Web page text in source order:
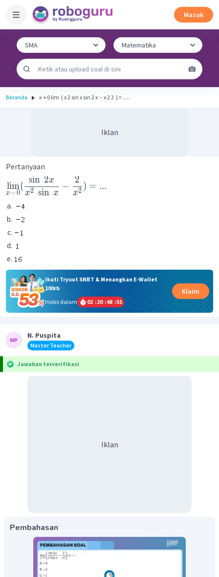
Masuk
Beranda x → 0 lim ​ ( x 2 sin x sin 2 x ​ − x 2 2 ​ ) = .....
Iklan
Pertanyaan
x→0
lim(
x2 sin x
sin 2x
−
x2
2
) = ...
Ikuti Tryout SNBT & Menangkan E-Wallet
100rb
Habis dalam
02 :20 :48 :55
Klaim
N. Puspita
Master Teacher
Jawaban terverifikasi
Iklan
Pembahasan